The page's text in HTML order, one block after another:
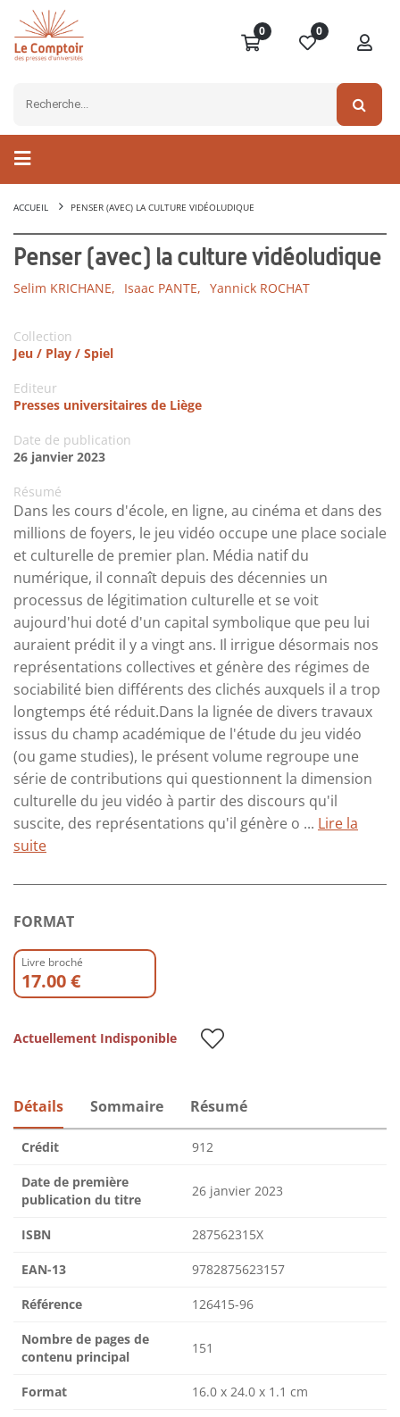
0 0
ACCUEIL PENSER (AVEC) LA CULTURE VIDÉOLUDIQUE
Penser (avec) la culture vidéoludique
Selim KRICHANE, Isaac PANTE, Yannick ROCHAT
Collection
Jeu / Play / Spiel
Editeur
Presses universitaires de Liège
Date de publication
26 janvier 2023
Résumé
Dans les cours d'école, en ligne, au cinéma et dans des
millions de foyers, le jeu vidéo occupe une place sociale
et culturelle de premier plan. Média natif du
numérique, il connaît depuis des décennies un
processus de légitimation culturelle et se voit
aujourd'hui doté d'un capital symbolique que peu lui
auraient prédit il y a vingt ans. Il irrigue désormais nos
représentations collectives et génère des régimes de
sociabilité bien différents des clichés auxquels il a trop
longtemps été réduit.Dans la lignée de divers travaux
issus du champ académique de l'étude du jeu vidéo
(ou game studies), le présent volume regroupe une
série de contributions qui questionnent la dimension
culturelle du jeu vidéo à partir des discours qu'il
suscite, des représentations qu'il génère o ... Lire la
suite
FORMAT
Livre broché
17.00 €
Actuellement Indisponible
Détails Sommaire Résumé
Crédit 912
Date de première
publication du titre
26 janvier 2023
ISBN 287562315X
EAN-13 9782875623157
Référence 126415-96
Nombre de pages de
contenu principal
151
Format 16.0 x 24.0 x 1.1 cm